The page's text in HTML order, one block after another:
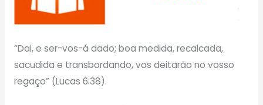
“Dai, e ser-vos-á dado; boa medida, recalcada,
sacudida e transbordando, vos deitarão no vosso
regaço” (Lucas 6:38).